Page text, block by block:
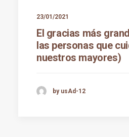
23/01/2021
El gracias más
las personas que
nuestros mayores)
by usAd-12